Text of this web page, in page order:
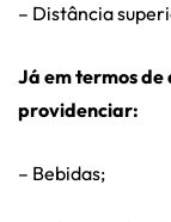
– Distância
Já em termos
providenciar:
– Bebidas;